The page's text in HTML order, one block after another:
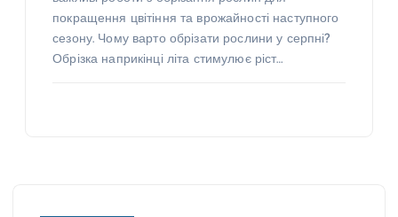
покращення цвітіння та врожайності наступного
сезону. Чому варто обрізати рослини у серпні?
Обрізка наприкінці літа стимулює ріст…